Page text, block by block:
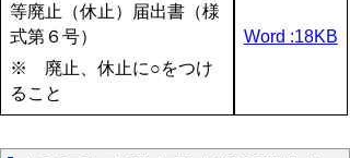
等廃止（休止）届出書（様
式第６号）
※ 廃止、休止に○をつけ
ること
Word :18KB